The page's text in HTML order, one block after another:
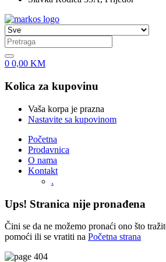
0 0,00 KM
Kolica za kupovinu
Vaša korpa je prazna
Nastavite sa kupovinom
Početna
Prodavnica
O nama
Kontakt
.
Ups! Stranica nije pronađena
Čini se da ne možemo pronaći ono što
pomoći ili se vratiti na Početna strana